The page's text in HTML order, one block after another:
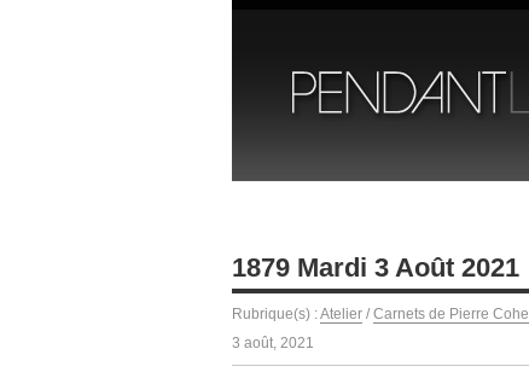
1879 Mardi 3 Août 2021
Rubrique(s) :Atelier / Carnets de Pierre
3 août, 2021